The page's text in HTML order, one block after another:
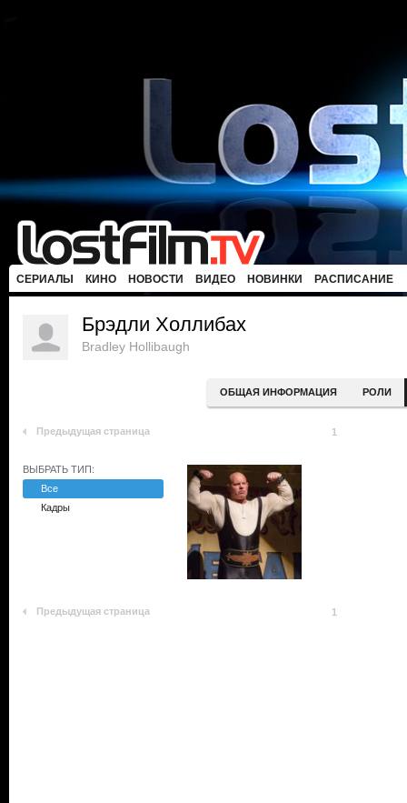
СЕРИАЛЫ КИНО НОВОСТИ ВИДЕО НОВИНКИ РАСПИСАНИЕ
Брэдли Холлибах
Bradley Hollibaugh
ОБЩАЯ ИНФОРМАЦИЯ РОЛИ
Предыдущая страница 1
ВЫБРАТЬ ТИП:
Все
Кадры
Предыдущая страница 1